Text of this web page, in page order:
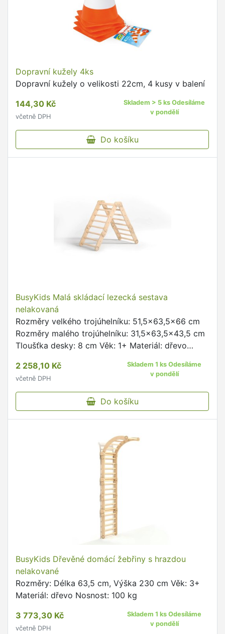
Dopravní kužely 4ks
Dopravní kužely o velikosti 22cm, 4 kusy v balení
144,30 Kč
včetně DPH
Skladem > 5 ks Odesíláme
v pondělí
Do košíku
BusyKids Malá skládací lezecká sestava
nelakovaná
Rozměry velkého trojúhelníku: 51,5x63,5x66 cm
Rozměry malého trojúhelníku: 31,5x63,5x43,5 cm
Tloušťka desky: 8 cm Věk: 1+ Materiál: dřevo
2 258,10 Kč
včetně DPH
Skladem 1 ks Odesíláme
v pondělí
Do košíku
BusyKids Dřevěné domácí žebřiny s hrazdou
nelakované
Rozměry: Délka 63,5 cm, Výška 230 cm Věk: 3+
Materiál: dřevo Nosnost: 100 kg
3 773,30 Kč
včetně DPH
Skladem 1 ks Odesíláme
v pondělí